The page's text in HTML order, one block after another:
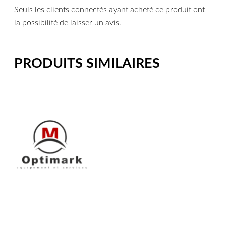
Seuls les clients connectés ayant acheté ce produit ont
la possibilité de laisser un avis.
PRODUITS SIMILAIRES